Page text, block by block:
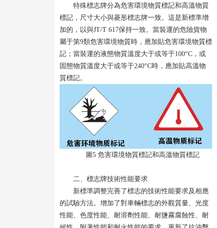
特殊標志牌分為危害環境物質標記和高溫物質
標記，尺寸大小與菱形標志牌一致。這是新標準增
加的，以與JT/T 617保持一致。當裝運的危險貨物
屬于第9類危害環境物質時，應加貼危害環境物質標
記；當裝運的液態物質溫度大于或等于100°C，或
固態物質溫度大于或等于240°C時，應加貼高溫物
質標記。
圖5 危害環境物質標記和高溫物質標記
二、標志牌技術性能要求
新標準調整完善了標志的技術性能要求及相應
的試驗方法。增加了對車輛標志的外觀質量、光度
性能、色度性能、耐溶劑性能、耐鹽霧腐蝕性、耐